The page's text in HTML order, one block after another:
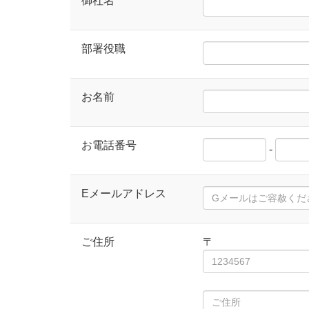
部署役職
お名前
お電話番号 -
Eメールアドレス
ご住所 〒